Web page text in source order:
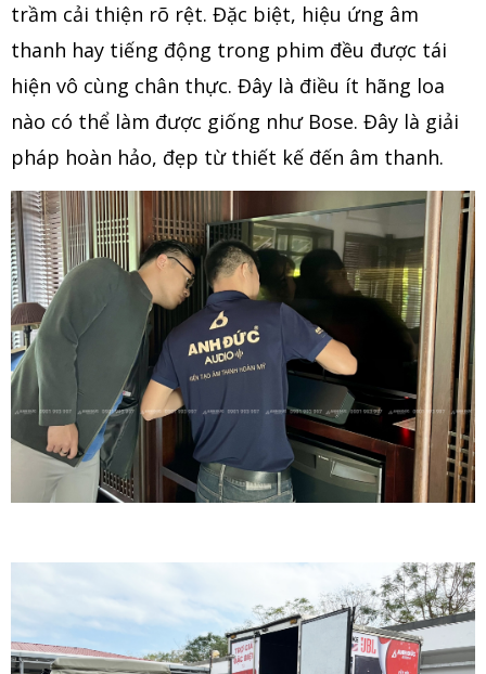
trầm cải thiện rõ rệt. Đặc biệt, hiệu ứng âm
thanh hay tiếng động trong phim đều được tái
hiện vô cùng chân thực. Đây là điều ít hãng loa
nào có thể làm được giống như Bose. Đây là giải
pháp hoàn hảo, đẹp từ thiết kế đến âm thanh.